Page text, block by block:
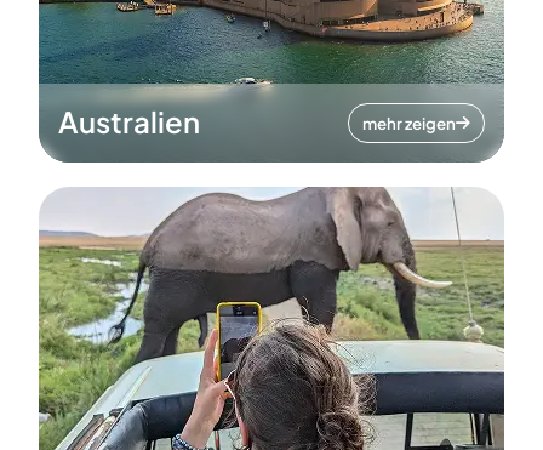
Australien mehr zeigen